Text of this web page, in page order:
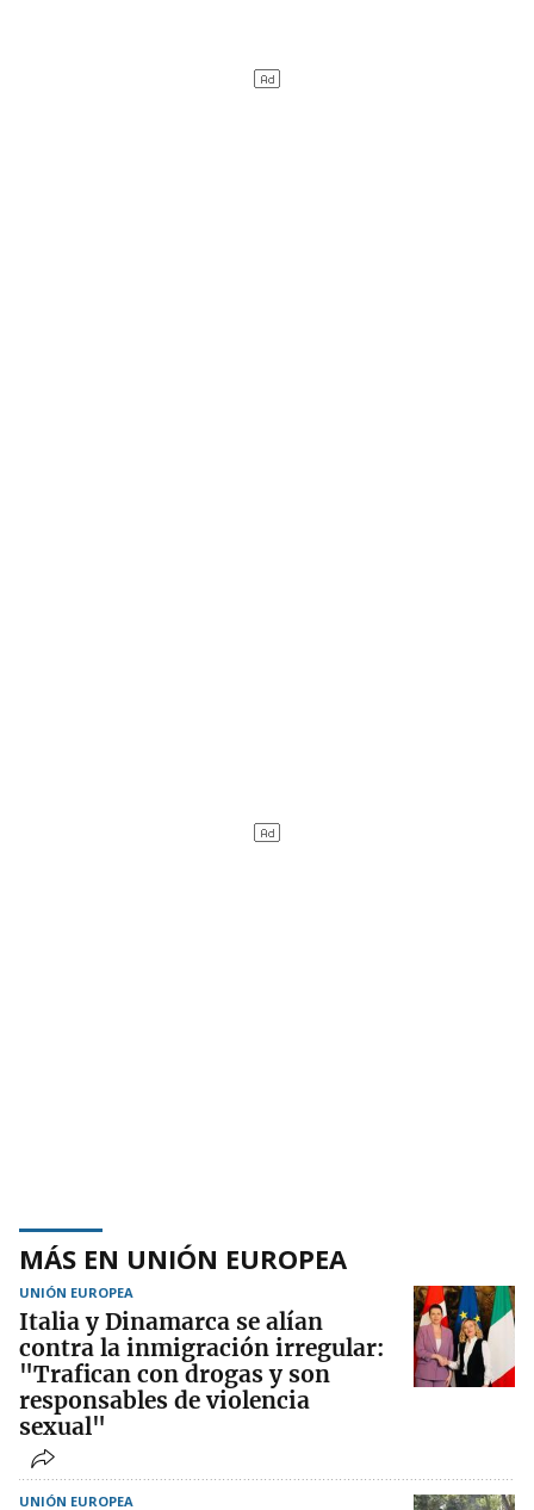
MÁS EN UNIÓN EUROPEA
UNIÓN EUROPEA
Italia y Dinamarca se alían
contra la inmigración irregular:
"Trafican con drogas y son
responsables de violencia
sexual"
UNIÓN EUROPEA